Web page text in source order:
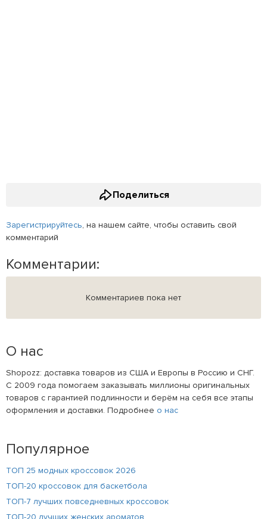
Поделиться
Зарегистрируйтесь, на нашем сайте, чтобы оставить свой
комментарий
Комментарии:
Комментариев пока нет
О нас
Shopozz: доставка товаров из США и Европы в Россию и СНГ.
С 2009 года помогаем заказывать миллионы оригинальных
товаров с гарантией подлинности и берём на себя все этапы
оформления и доставки. Подробнее о нас
Популярное
ТОП 25 модных кроссовок 2026
ТОП-20 кроссовок для баскетбола
ТОП-7 лучших повседневных кроссовок